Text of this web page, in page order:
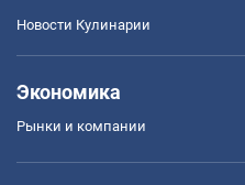
Новости Кулинарии
Экономика
Рынки и компании